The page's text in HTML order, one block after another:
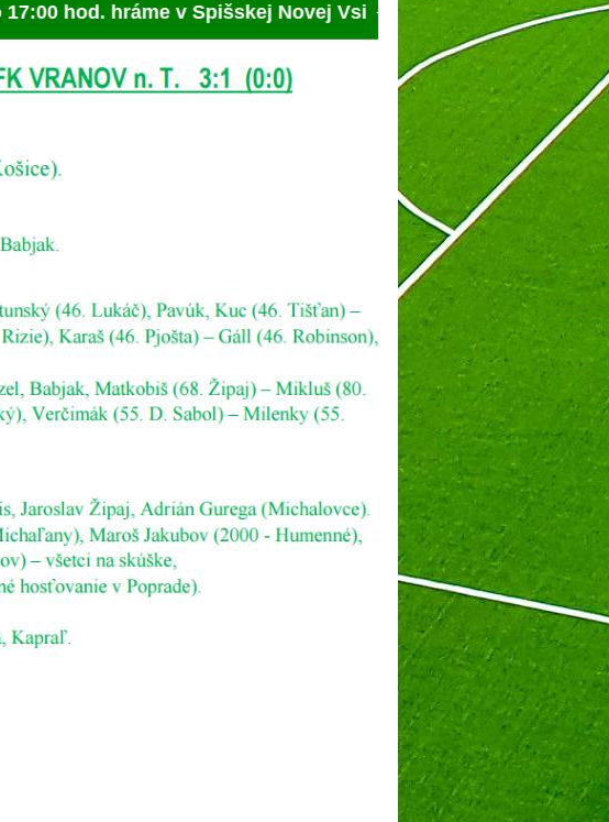
hráme v Spišskej Novej Vsi ◄